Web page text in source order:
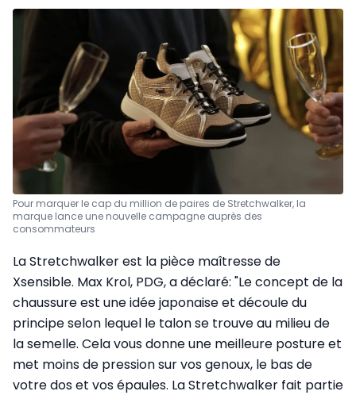
Pour marquer le cap du million de paires de Stretchwalker, la
marque lance une nouvelle campagne auprès des
consommateurs
La Stretchwalker est la pièce maîtresse de
Xsensible. Max Krol, PDG, a déclaré: "Le concept de la
chaussure est une idée japonaise et découle du
principe selon lequel le talon se trouve au milieu de
la semelle. Cela vous donne une meilleure posture et
met moins de pression sur vos genoux, le bas de
votre dos et vos épaules. La Stretchwalker fait partie